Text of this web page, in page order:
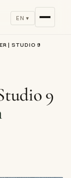
EN ▾
| STUDIO 9
9